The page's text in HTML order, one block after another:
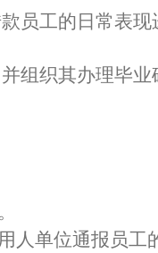
员工的日常表现
组织其办理毕业
人单位通报员工